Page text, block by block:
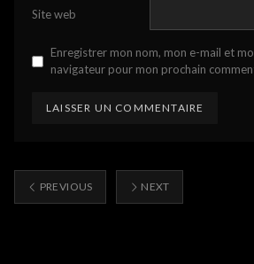
Site web
Enregistrer mon nom, mon e-mail et
navigateur pour mon prochain
PREVIOUS NEXT